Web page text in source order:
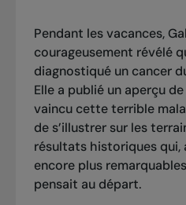
Pendant les vacances,
courageusement révélé
diagnostiqué un cancer
Elle a publié un aperçu
vaincu cette terrible
de s’illustrer sur les
résultats historiques qui,
encore plus
pensait au départ.